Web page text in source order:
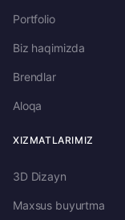
Portfolio
Biz haqimizda
Brendlar
Aloqa
XIZMATLARIMIZ
3D Dizayn
Maxsus buyurtma